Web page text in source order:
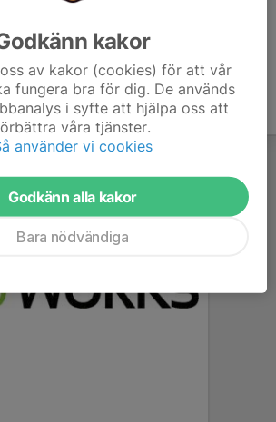
kakor
av kakor (cookies) för att vår
fungera bra för dig. De används
i syfte att hjälpa oss att
våra tjänster.
använder vi cookies
Godkänn alla kakor
Bara nödvändiga